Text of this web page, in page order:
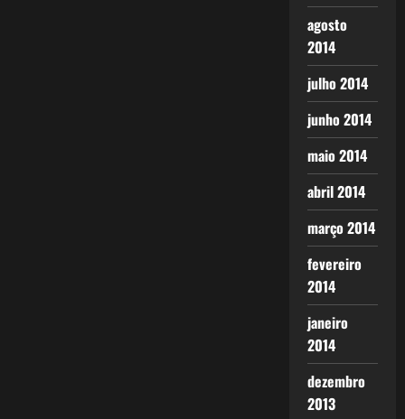
agosto
2014
julho 2014
junho 2014
maio 2014
abril 2014
março 2014
fevereiro
2014
janeiro
2014
dezembro
2013